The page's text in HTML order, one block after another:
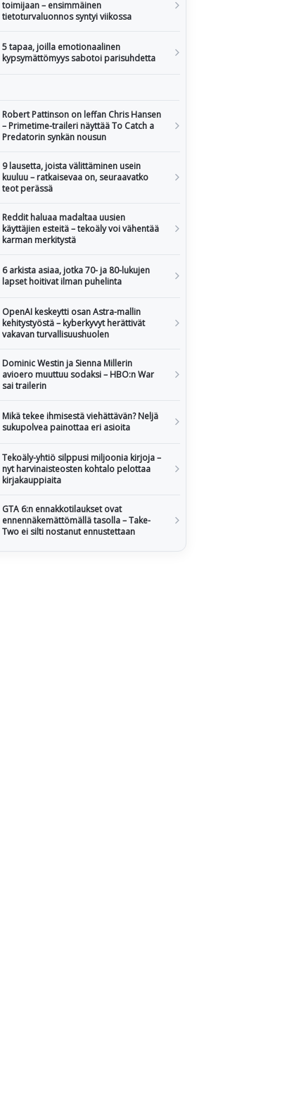
toimijaan – ensimmäinen
tietoturvaluonnos syntyi viikossa
5 tapaa, joilla emotionaalinen
kypsymättömyys sabotoi parisuhdetta
Robert Pattinson on leffan Chris Hansen
– Primetime-traileri näyttää To Catch a
Predatorin synkän nousun
9 lausetta, joista välittäminen usein
kuuluu – ratkaisevaa on, seuraavatko
teot perässä
Reddit haluaa madaltaa uusien
käyttäjien esteitä – tekoäly voi vähentää
karman merkitystä
6 arkista asiaa, jotka 70- ja 80-lukujen
lapset hoitivat ilman puhelinta
OpenAI keskeytti osan Astra-mallin
kehitystyöstä – kyberkyvyt herättivät
vakavan turvallisuushuolen
Dominic Westin ja Sienna Millerin
avioero muuttuu sodaksi – HBO:n War
sai trailerin
Mikä tekee ihmisestä viehättävän? Neljä
sukupolvea painottaa eri asioita
Tekoäly-yhtiö silppusi miljoonia kirjoja –
nyt harvinaisteosten kohtalo pelottaa
kirjakauppiaita
GTA 6:n ennakkotilaukset ovat
ennennäkemättömällä tasolla – Take-
Two ei silti nostanut ennustettaan